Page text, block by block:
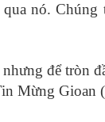
nó. Chúng
để tròn
Mừng Gioan